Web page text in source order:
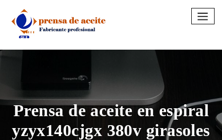
content
Prensa de aceite en espiral
yzyx140cjgx 380v girasoles